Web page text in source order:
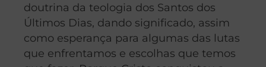
doutrina da teologia dos Santos dos
Últimos Dias, dando significado, assim
como esperança para algumas das lutas
que enfrentamos e escolhas que temos